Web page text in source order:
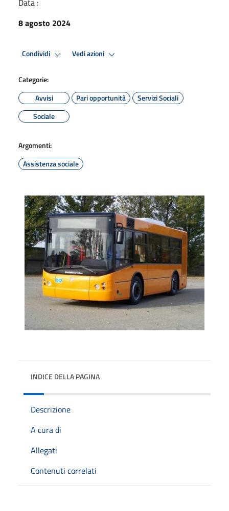
8 agosto 2024
Condividi Vedi azioni
Categorie:
Avvisi
Pari opportunità
Servizi Sociali
Sociale
Argomenti:
Assistenza sociale
INDICE DELLA PAGINA
Descrizione
A cura di
Allegati
Contenuti correlati